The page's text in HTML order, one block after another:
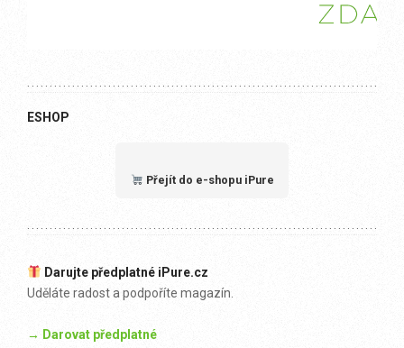
ESHOP
Přejít do e-shopu iPure
Darujte předplatné iPure.cz
Uděláte radost a podpoříte magazín.
→ Darovat předplatné